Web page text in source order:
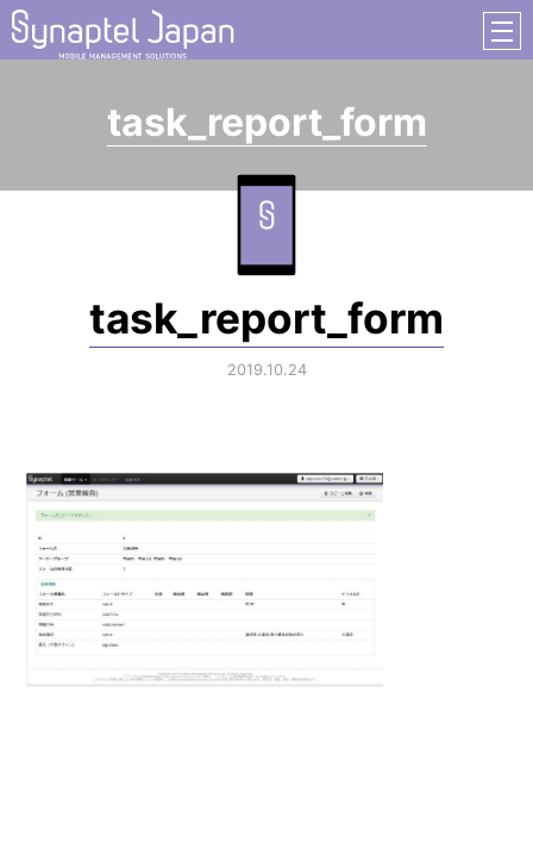
task_report_form
task_report_form
2019.10.24